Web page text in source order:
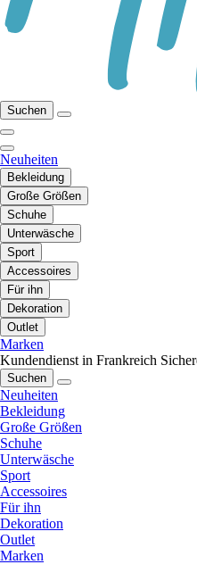
Suchen
Neuheiten
Bekleidung
Große Größen
Schuhe
Unterwäsche
Sport
Accessoires
Für ihn
Dekoration
Outlet
Marken
Kundendienst in Frankreich
Suchen
Neuheiten
Bekleidung
Große Größen
Schuhe
Unterwäsche
Sport
Accessoires
Für ihn
Dekoration
Outlet
Marken